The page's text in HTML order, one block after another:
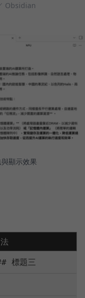
Obsidian
顯示效果
標題三